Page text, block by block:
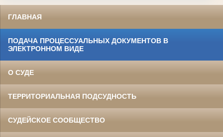
ГЛАВНАЯ
ПОДАЧА ПРОЦЕССУАЛЬНЫХ ДОКУМЕНТОВ В
ЭЛЕКТРОННОМ ВИДЕ
О СУДЕ
ТЕРРИТОРИАЛЬНАЯ ПОДСУДНОСТЬ
СУДЕЙСКОЕ СООБЩЕСТВО